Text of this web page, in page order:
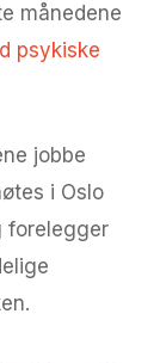
månedene
psykiske
jobbe
i Oslo
forelegger